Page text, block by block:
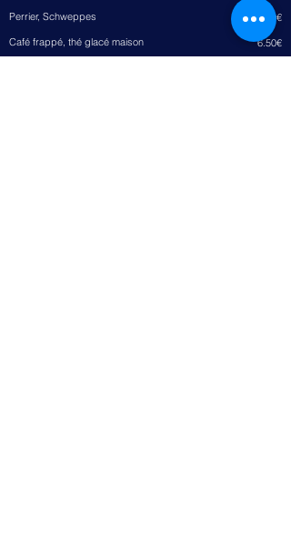
Perrier, Schweppes
Café frappé, thé glacé maison
5.5
0€
6.50€